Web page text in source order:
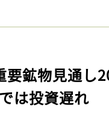
要鉱物見通
は投資遅れ